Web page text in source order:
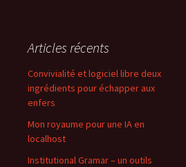
Articles récents
Convivialité et logiciel libre deux
ingrédients pour échapper aux
enfers
Mon royaume pour une IA en
localhost
Institutional Gramar – un outils